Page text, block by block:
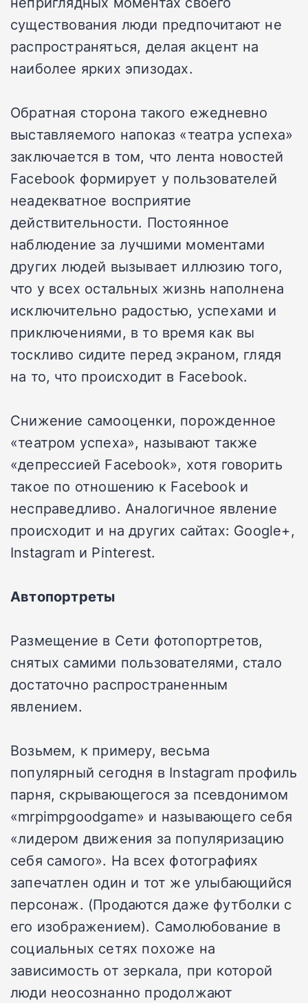
существования люди предпочитают не
распространяться, делая акцент на
наиболее ярких эпизодах.
Обратная сторона такого ежедневно
выставляемого напоказ «театра успеха»
заключается в том, что лента новостей
Facebook формирует у пользователей
неадекватное восприятие
действительности. Постоянное
наблюдение за лучшими моментами
других людей вызывает иллюзию того,
что у всех остальных жизнь наполнена
исключительно радостью, успехами и
приключениями, в то время как вы
тоскливо сидите перед экраном, глядя
на то, что происходит в Facebook.
Снижение самооценки, порожденное
«театром успеха», называют также
«депрессией Facebook», хотя говорить
такое по отношению к Facebook и
несправедливо. Аналогичное явление
происходит и на других сайтах: Google+,
Instagram и Pinterest.
Автопортреты
Размещение в Сети фотопортретов,
снятых самими пользователями, стало
достаточно распространенным
явлением.
Возьмем, к примеру, весьма
популярный сегодня в Instagram профиль
парня, скрывающегося за псевдонимом
«mrpimpgoodgame» и называющего себя
«лидером движения за популяризацию
себя самого». На всех фотографиях
запечатлен один и тот же улыбающийся
персонаж. (Продаются даже футболки с
его изображением). Самолюбование в
социальных сетях похоже на
зависимость от зеркала, при которой
люди неосознанно продолжают